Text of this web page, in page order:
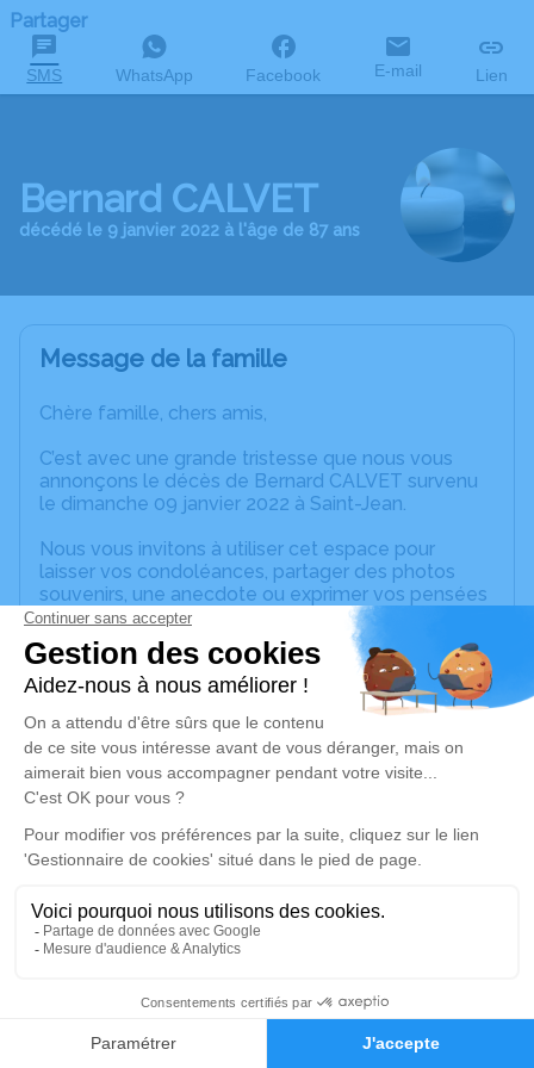
Faire-part Hommages
Partager
SMS WhatsApp Facebook E-mail Lien
Bernard CALVET
décédé le 9 janvier 2022 à l'âge de 87 ans
Message de la famille
Chère famille, chers amis,
C’est avec une grande tristesse que nous vous
annonçons le décès de Bernard CALVET survenu
le dimanche 09 janvier 2022 à Saint-Jean.
Nous vous invitons à utiliser cet espace pour
laisser vos condoléances, partager des photos
souvenirs, une anecdote ou exprimer vos pensées
à travers des poèmes ou des textes. Cet endroit
est un lieu d'expression dédié à honorer la
mémoire de Bernard CALVET.
Un service de plantation d’arbre hommage est
disponible ici.
Cérémonie religieuse
mercredi 12 janvier 2022 à 14h30
Collégiale Notre-Dame de Villefranche-de-
Rouergue
12200 Villefranche-de-Rouergue